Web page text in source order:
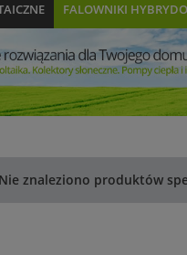
FALOWNIKI
Nie znaleziono produktów